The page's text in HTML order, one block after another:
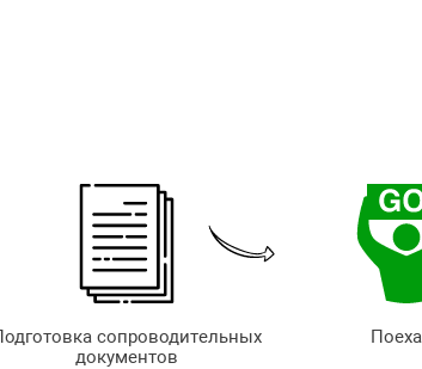
сопроводительных
документов